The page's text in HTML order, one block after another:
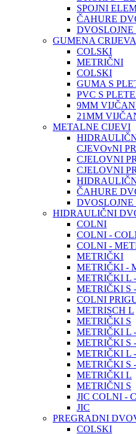
SPOJNI
ČAHURE
DVOSLOJNE
GUMENA CRIJEVA
COLSKI
METRIČNI
COLSKI
GUMA S
PVC S
9MM
21MM
METALNE CIJEVI
CJEVOvNI
CJELOVNI
CJELOVNI
ČAHURE
DVOSLOJNE
HIDRAULIČNI
COLNI
COLNI -
COLNI -
METRIČKI
METRIČKI -
METRIČKI L
METRIČKI S
COLNI
METRISCH L
METRIČKI S
METRIČKI L
METRIČKI S
METRIČKI L
METRIČKI S
METRIČKI L
METRIČNI S
JIC COLNI -
JIC
PREGRADNI
COLSKI